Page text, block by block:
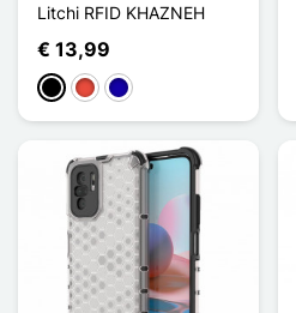
Litchi RFID KHAZNEH
€ 13,99
ZwartRoodDonkerblauw